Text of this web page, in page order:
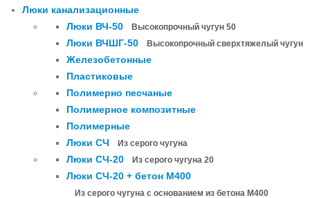
Люки канализационные
Люки ВЧ-50
Высокопрочный чугун 50
Люки ВЧШГ-50 Высокопрочный сверхтяжелый чугун
Железобетонные
Пластиковые
Полимерно песчаные
Полимерное композитные
Полимерные
Люки СЧ
Из серого чугуна
Люки СЧ-20 Из серого чугуна 20
Люки СЧ-20 + бетон М400
Из серого чугуна с основанием из бетона М400